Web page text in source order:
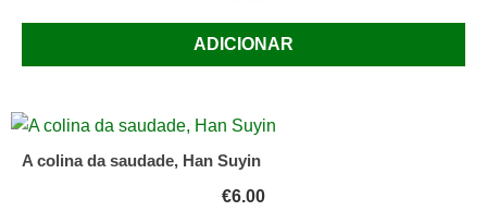
Pseudonymous
ADICIONAR
A colina da saudade, Han Suyin
€6.00